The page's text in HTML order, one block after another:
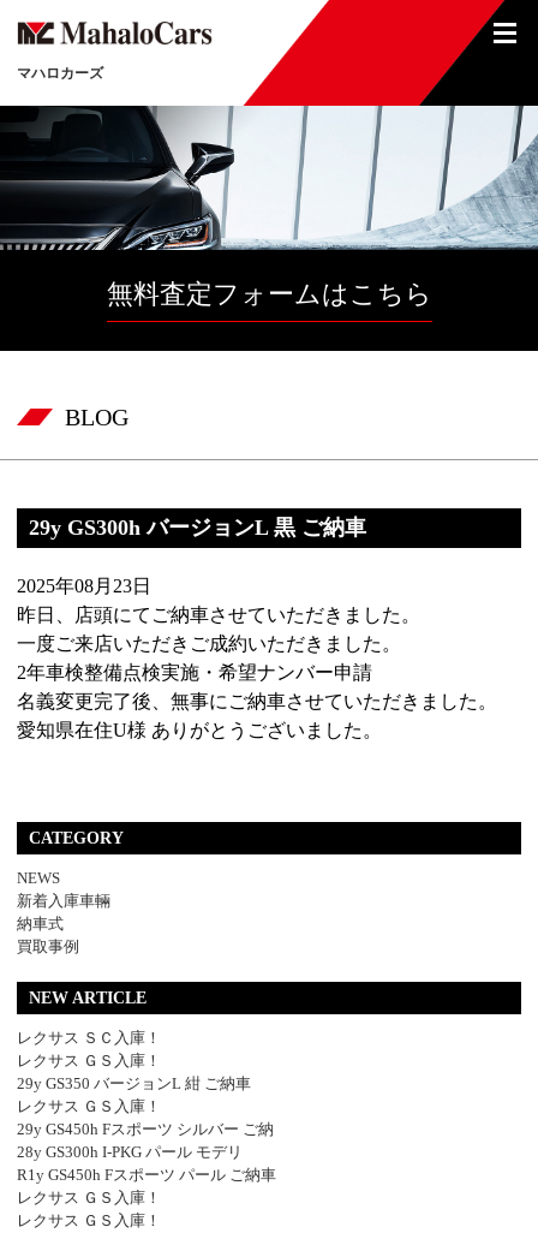
マハロカーズ
無料査定フォームはこちら
BLOG
29y GS300h バージョンL 黒 ご納車
2025年08月23日
昨日、店頭にてご納車させていただきました。
一度ご来店いただきご成約いただきました。
2年車検整備点検実施・希望ナンバー申請
名義変更完了後、無事にご納車させていただきました。
愛知県在住U様 ありがとうございました。
CATEGORY
NEWS
新着入庫車輛
納車式
買取事例
NEW ARTICLE
レクサス ＳＣ入庫！
レクサス ＧＳ入庫！
29y GS350 バージョンL 紺 ご納車
レクサス ＧＳ入庫！
29y GS450h Fスポーツ シルバー ご納
28y GS300h I-PKG パール モデリ
R1y GS450h Fスポーツ パール ご納車
レクサス ＧＳ入庫！
レクサス ＧＳ入庫！